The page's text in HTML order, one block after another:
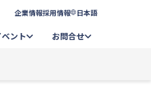
企業情報採用情報 日本語
ント お問合せ